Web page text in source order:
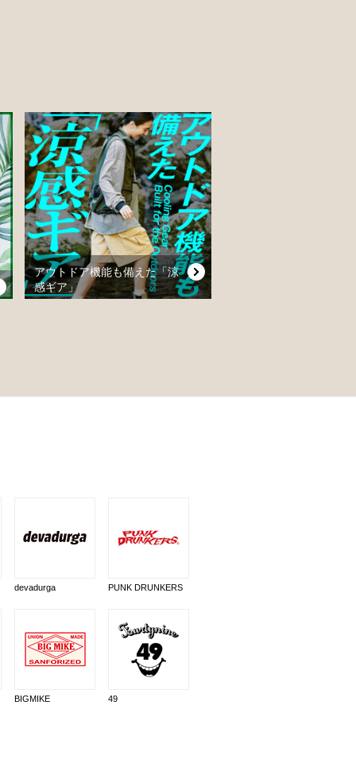
アウトドア機能も備えた「涼
感ギア」
devadurga PUNK DRUNKERS
BIGMIKE 49